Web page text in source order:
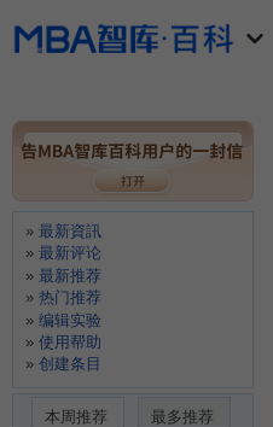
最新資訊
最新评论
最新推荐
热门推荐
编辑实验
使用帮助
创建条目
本周推荐
最多推荐